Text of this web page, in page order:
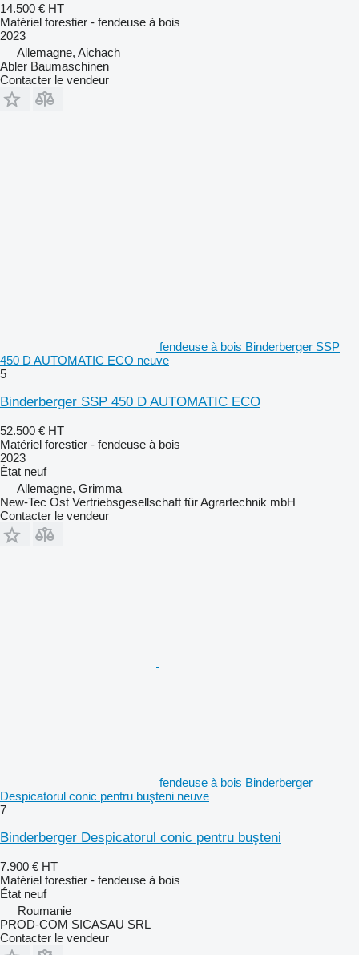
14.500 € HT
Matériel forestier - fendeuse à bois
2023
Allemagne, Aichach
Abler Baumaschinen
Contacter le vendeur
fendeuse à bois Binderberger SSP
450 D AUTOMATIC ECO neuve
5
Binderberger SSP 450 D AUTOMATIC ECO
52.500 € HT
Matériel forestier - fendeuse à bois
2023
État neuf
Allemagne, Grimma
New-Tec Ost Vertriebsgesellschaft für Agrartechnik mbH
Contacter le vendeur
fendeuse à bois Binderberger
Despicatorul conic pentru buşteni neuve
7
Binderberger Despicatorul conic pentru buşteni
7.900 € HT
Matériel forestier - fendeuse à bois
État neuf
Roumanie
PROD-COM SICASAU SRL
Contacter le vendeur